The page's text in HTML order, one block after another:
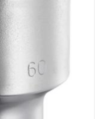
- ISO 1711-1 - ISO 691